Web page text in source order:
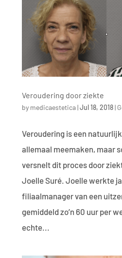
Veroudering door ziekte
by medicaestetica|Jul 18, 2018|
Veroudering is een
allemaal meemaken, maar
versnelt dit proces door
Joelle Suré. Joelle werkte
filiaalmanager van een
gemiddeld zo’n 60 uur per
echte...